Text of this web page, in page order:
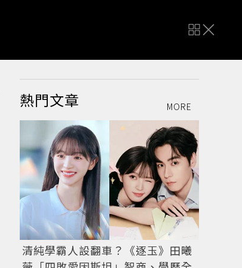
熱門文章 MORE
清純學霸人設翻車？《逐玉》田曦